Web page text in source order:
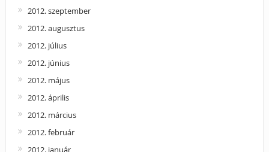
2012. szeptember
2012. augusztus
2012. július
2012. június
2012. május
2012. április
2012. március
2012. február
2012. január